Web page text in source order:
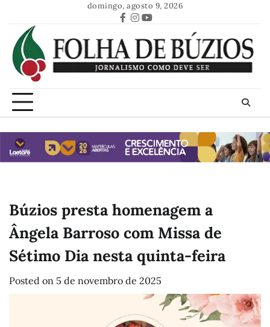
content
domingo, agosto 9, 2026
Facebook
Instagram
Youtube
Búzios presta homenagem a
Ângela Barroso com Missa de
Sétimo Dia nesta quinta-feira
Posted on 5 de novembro de 2025